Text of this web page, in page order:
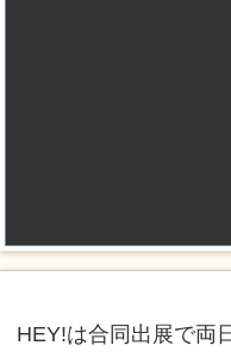
HEY!は合同出展で両